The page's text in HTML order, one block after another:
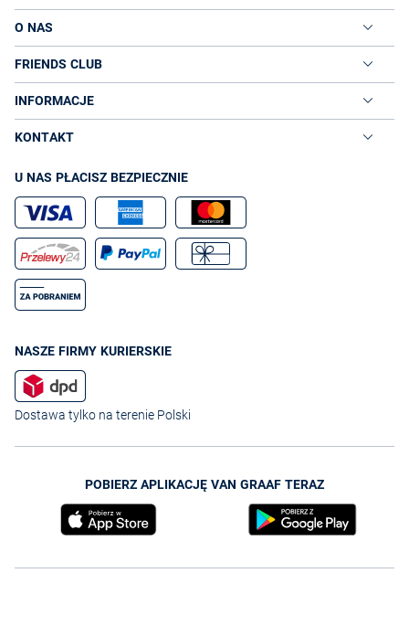
O NAS
FRIENDS CLUB
INFORMACJE
KONTAKT
U NAS PŁACISZ BEZPIECZNIE
NASZE FIRMY KURIERSKIE
Dostawa tylko na terenie Polski
POBIERZ APLIKACJĘ VAN GRAAF TERAZ